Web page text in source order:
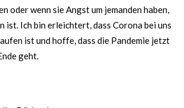
oder wenn sie Angst um jemanden haben,
ist. Ich bin erleichtert, dass Corona bei uns
ist und hoffe, dass die Pandemie jetzt
geht.